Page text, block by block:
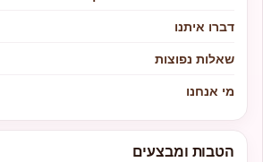
דברו איתנו
שאלות נפוצות
מי אנחנו
הטבות ומבצעים